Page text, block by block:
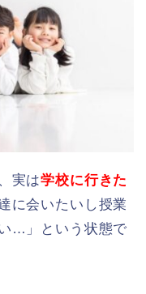
実は学校に行きた
に会いたいし授業
…」という状態で